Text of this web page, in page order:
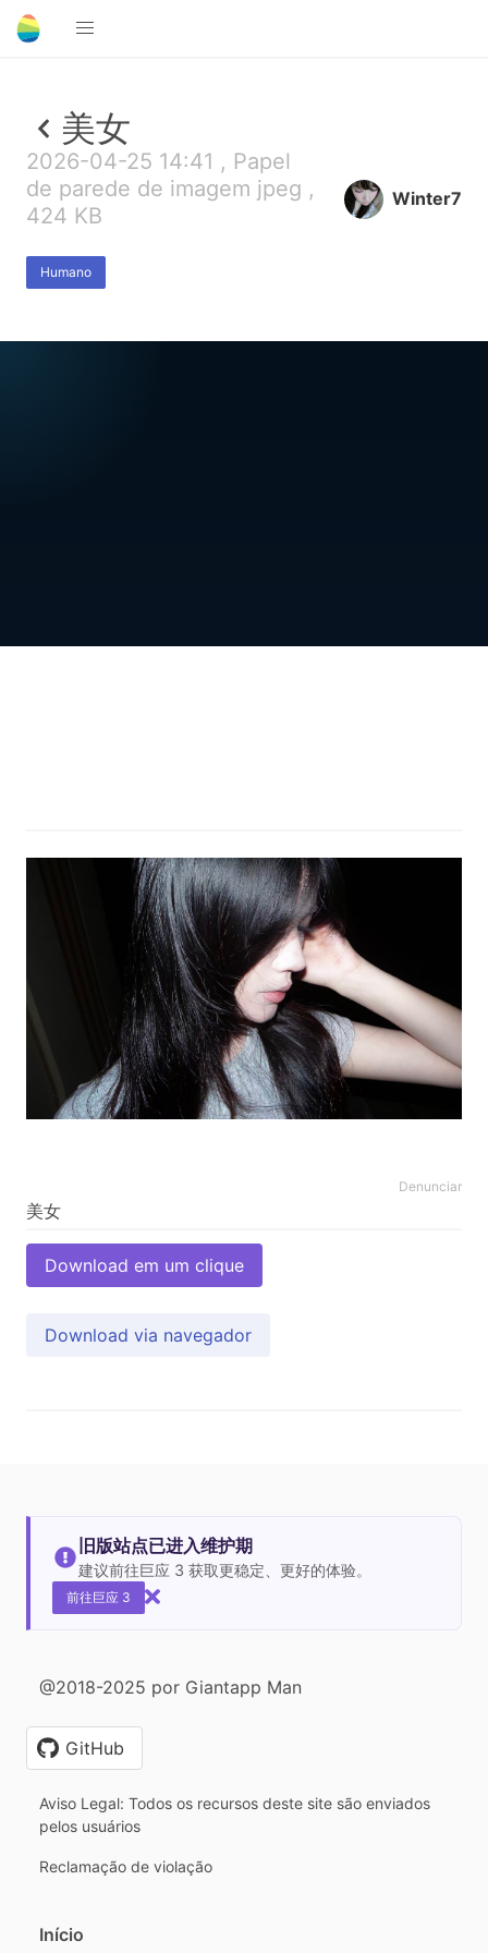
美女
2026-04-25 14:41 , Papel
de parede de imagem jpeg ,
424 KB
Humano
Winter7
Denunciar
Download em um clique
Download via navegador
旧版站点已进入维护期
建议前往巨应 3 获取更稳定、更好的体验。
前往巨应 3
@2018-2025 por Giantapp Man
GitHub
Aviso Legal: Todos os recursos deste site são enviados
pelos usuários
Reclamação de violação
Início